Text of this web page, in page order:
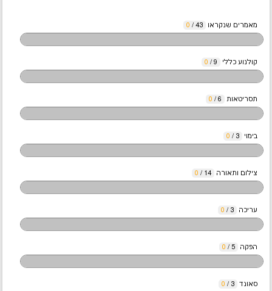
מאמרים שנקראו 43
/
0
קולנוע כללי 9
/
0
תסריטאות 6
/
0
בימוי 3
/
0
צילום ותאורה 14
/
0
עריכה 3
/
0
הפקה 5
/
0
סאונד 3
/
0